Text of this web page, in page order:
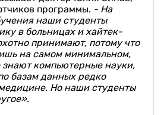
программы. - На
наши студенты
в больницах и хайтек-
принимают, потому что
на самом минимальном,
знают компьютерные науки,
базам данныхредко
Но наши студенты